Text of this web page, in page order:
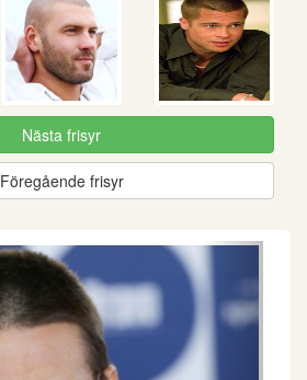
Nästa frisyr
Föregående frisyr